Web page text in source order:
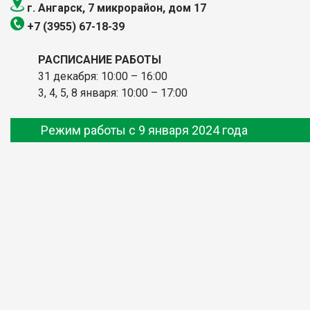
г. Ангарск, 7 микрорайон, дом 17
+7 (3955) 67-18-39
РАСПИСАНИЕ РАБОТЫ
31 декабря: 10:00 – 16:00
3, 4, 5, 8 января: 10:00 – 17:00
Режим работы с 9 января 2024 года